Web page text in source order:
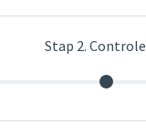
Stap 2.